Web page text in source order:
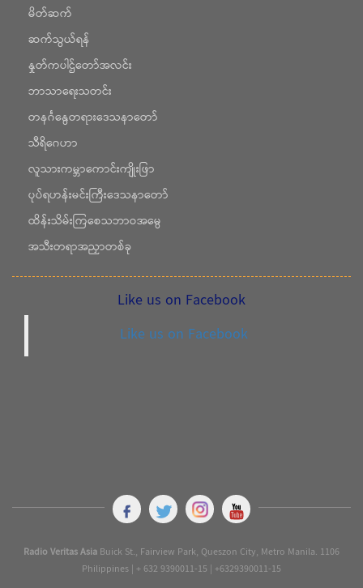
မိတ်ဆက်
ဆက်သွယ်ရန်
နှုတ်ကပါဌ်တော်အလင်း
ဘာသာရေးသတင်း
တနင်္ဂနွေတရားဒေသနာတော်
သီရိဂေဟာ
လူသားကမ္ဘာကောင်းကျိုးဖြာ
ပုပ်ရဟန်းမင်းကြီးဒေသနာတော်
ထိန်းသိမ်းကြစေသဘာဝအမွေ
အသီးတရာအညှာတစ်ခု
Like us on Facebook
Like us on Facebook
Radio Veritas AsiaBuick St., Fairview Park, Queszon City, Metro Manila. 1106
Philippines | + 632 9390011-15 | +6329390011-15